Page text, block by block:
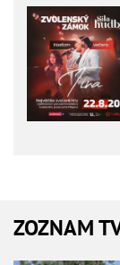
ZOZNAM